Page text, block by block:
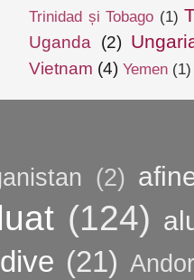
Trinidad și Tobago (1)
Uganda (2)
Vietnam (4) Yemen (1)
(2)
(124)
(21)